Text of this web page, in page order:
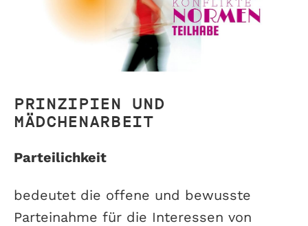
PRINZIPIEN UND
MÄDCHENARBEIT
Parteilichkeit
bedeutet die offene und bewusste
Parteinahme für die Interessen von